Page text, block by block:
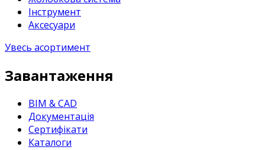
Інструмент
Аксесуари
Увесь асортимент
Завантаження
BIM & CAD
Документація
Сертифікати
Каталоги